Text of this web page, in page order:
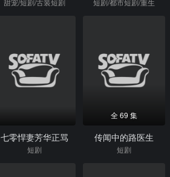
七零悍妻芳华正骂
短剧
全 69 集
传闻中的路医生
短剧